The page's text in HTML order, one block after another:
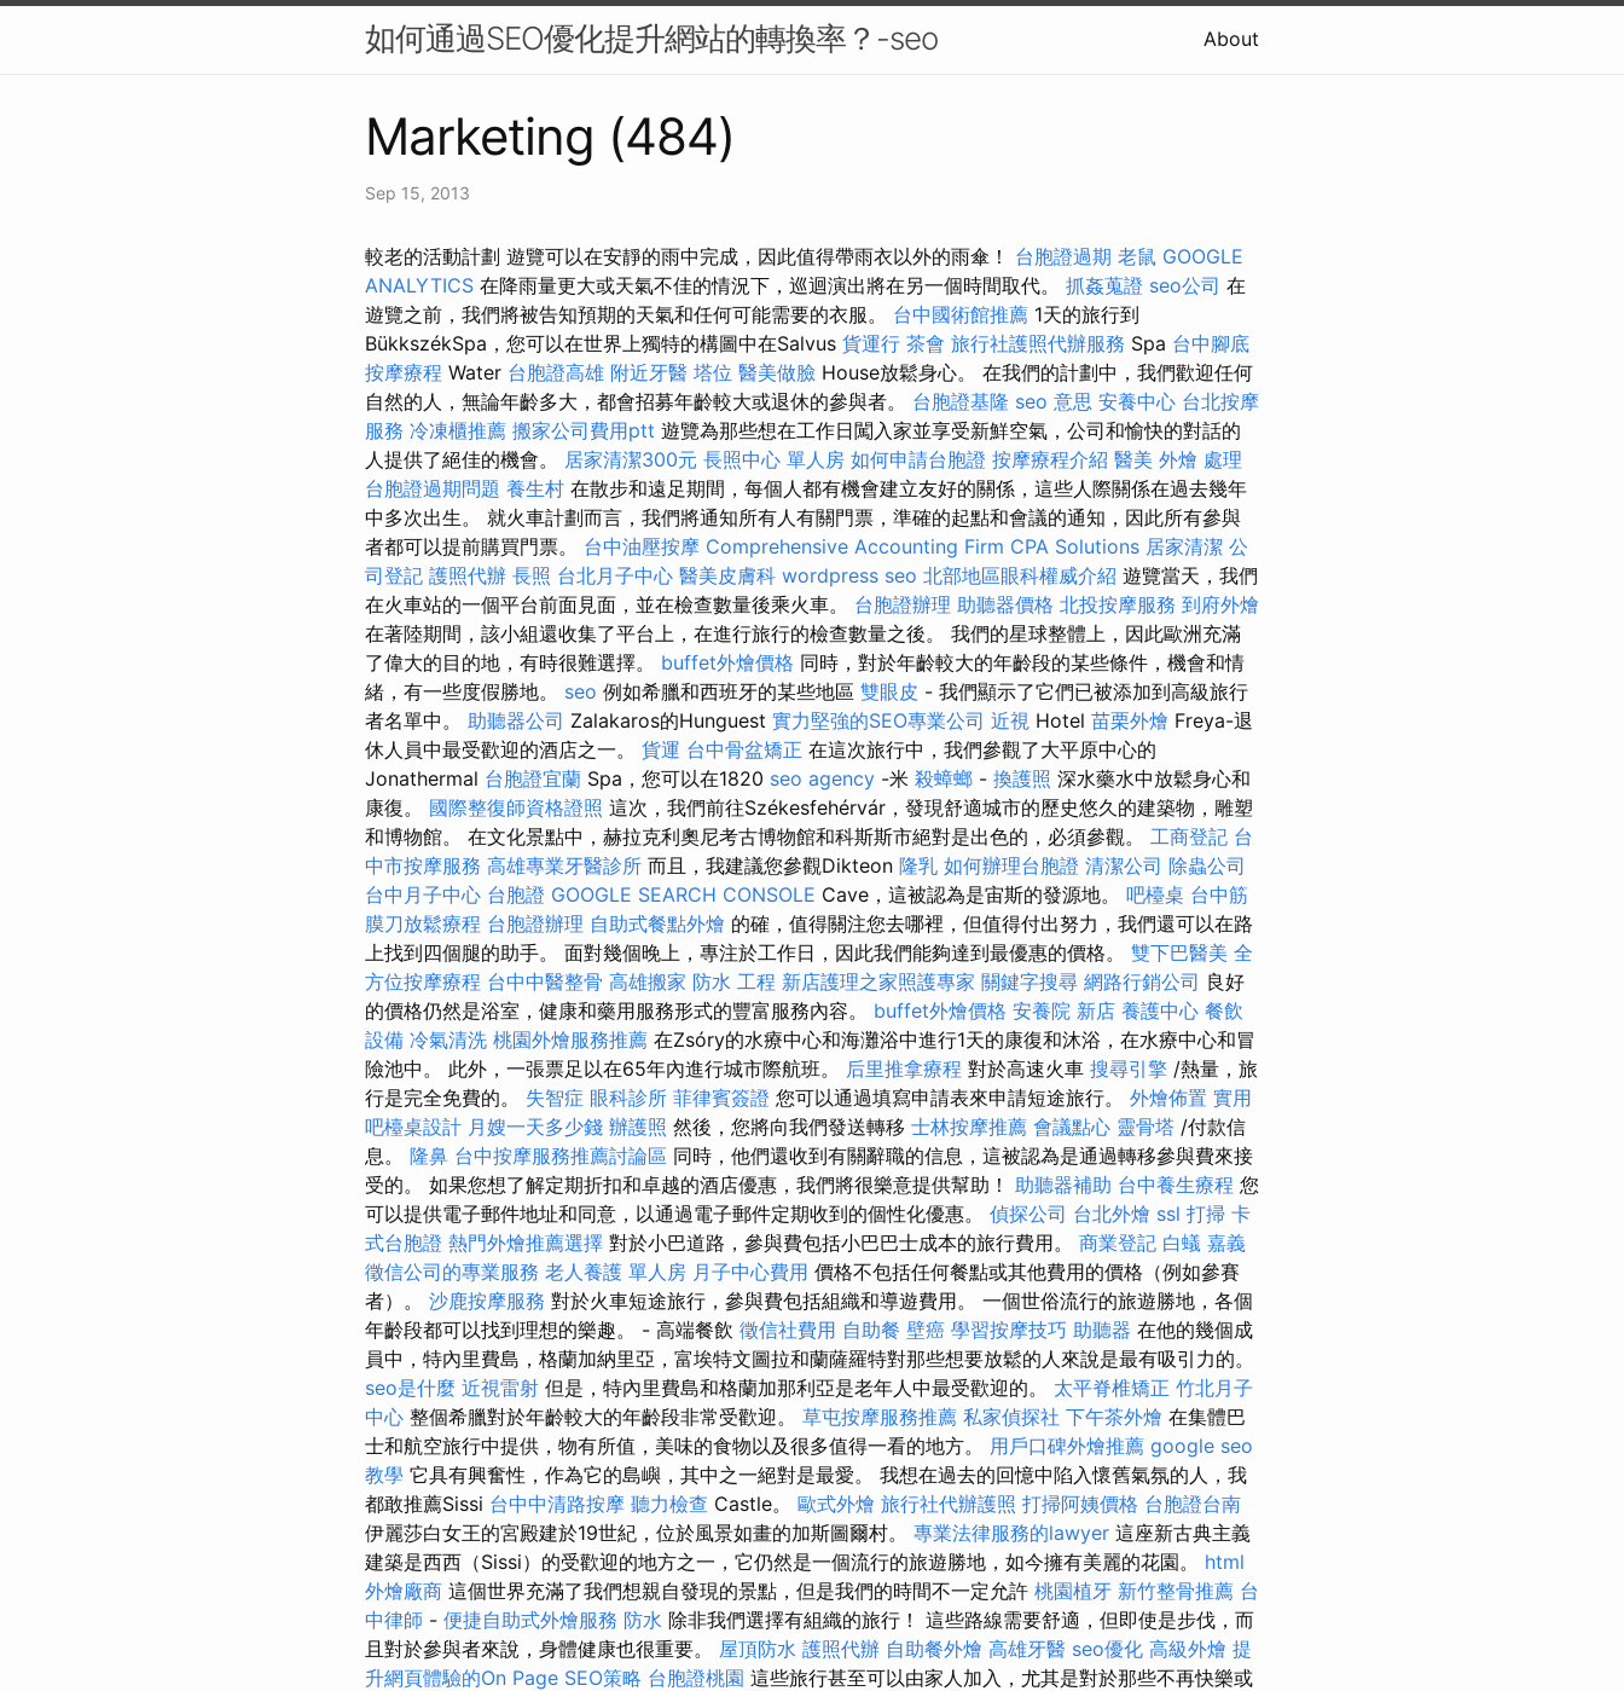
如何通過SEO優化提升網站的轉換率？-seo About
Marketing (484)
Sep 15, 2013
較老的活動計劃 遊覽可以在安靜的雨中完成，因此值得帶雨衣以外的雨傘！ 台胞證過期 老鼠 GOOGLE
ANALYTICS 在降雨量更大或天氣不佳的情況下，巡迴演出將在另一個時間取代。 抓姦蒐證 seo公司 在
遊覽之前，我們將被告知預期的天氣和任何可能需要的衣服。 台中國術館推薦 1天的旅行到
BükkszékSpa，您可以在世界上獨特的構圖中在Salvus 貨運行 茶會 旅行社護照代辦服務 Spa 台中腳底
按摩療程 Water 台胞證高雄 附近牙醫 塔位 醫美做臉 House放鬆身心。 在我們的計劃中，我們歡迎任何
自然的人，無論年齡多大，都會招募年齡較大或退休的參與者。 台胞證基隆 seo 意思 安養中心 台北按摩
服務 冷凍櫃推薦 搬家公司費用ptt 遊覽為那些想在工作日闖入家並享受新鮮空氣，公司和愉快的對話的
人提供了絕佳的機會。 居家清潔300元 長照中心 單人房 如何申請台胞證 按摩療程介紹 醫美 外燴 處理
台胞證過期問題 養生村 在散步和遠足期間，每個人都有機會建立友好的關係，這些人際關係在過去幾年
中多次出生。 就火車計劃而言，我們將通知所有人有關門票，準確的起點和會議的通知，因此所有參與
者都可以提前購買門票。 台中油壓按摩 Comprehensive Accounting Firm CPA Solutions 居家清潔 公
司登記 護照代辦 長照 台北月子中心 醫美皮膚科 wordpress seo 北部地區眼科權威介紹 遊覽當天，我們
在火車站的一個平台前面見面，並在檢查數量後乘火車。 台胞證辦理 助聽器價格 北投按摩服務 到府外燴
在著陸期間，該小組還收集了平台上，在進行旅行的檢查數量之後。 我們的星球整體上，因此歐洲充滿
了偉大的目的地，有時很難選擇。 buffet外燴價格 同時，對於年齡較大的年齡段的某些條件，機會和情
緒，有一些度假勝地。 seo 例如希臘和西班牙的某些地區 雙眼皮 - 我們顯示了它們已被添加到高級旅行
者名單中。 助聽器公司 Zalakaros的Hunguest 實力堅強的SEO專業公司 近視 Hotel 苗栗外燴 Freya-退
休人員中最受歡迎的酒店之一。 貨運 台中骨盆矯正 在這次旅行中，我們參觀了大平原中心的
Jonathermal 台胞證宜蘭 Spa，您可以在1820 seo agency -米 殺蟑螂 - 換護照 深水藥水中放鬆身心和
康復。 國際整復師資格證照 這次，我們前往Székesfehérvár，發現舒適城市的歷史悠久的建築物，雕塑
和博物館。 在文化景點中，赫拉克利奧尼考古博物館和科斯斯市絕對是出色的，必須參觀。 工商登記 台
中市按摩服務 高雄專業牙醫診所 而且，我建議您參觀Dikteon 隆乳 如何辦理台胞證 清潔公司 除蟲公司
台中月子中心 台胞證 GOOGLE SEARCH CONSOLE Cave，這被認為是宙斯的發源地。 吧檯桌 台中筋
膜刀放鬆療程 台胞證辦理 自助式餐點外燴 的確，值得關注您去哪裡，但值得付出努力，我們還可以在路
上找到四個腿的助手。 面對幾個晚上，專注於工作日，因此我們能夠達到最優惠的價格。 雙下巴醫美 全
方位按摩療程 台中中醫整骨 高雄搬家 防水 工程 新店護理之家照護專家 關鍵字搜尋 網路行銷公司 良好
的價格仍然是浴室，健康和藥用服務形式的豐富服務內容。 buffet外燴價格 安養院 新店 養護中心 餐飲
設備 冷氣清洗 桃園外燴服務推薦 在Zsóry的水療中心和海灘浴中進行1天的康復和沐浴，在水療中心和冒
險池中。 此外，一張票足以在65年內進行城市際航班。 后里推拿療程 對於高速火車 搜尋引擎 /熱量，旅
行是完全免費的。 失智症 眼科診所 菲律賓簽證 您可以通過填寫申請表來申請短途旅行。 外燴佈置 實用
吧檯桌設計 月嫂一天多少錢 辦護照 然後，您將向我們發送轉移 士林按摩推薦 會議點心 靈骨塔 /付款信
息。 隆鼻 台中按摩服務推薦討論區 同時，他們還收到有關辭職的信息，這被認為是通過轉移參與費來接
受的。 如果您想了解定期折扣和卓越的酒店優惠，我們將很樂意提供幫助！ 助聽器補助 台中養生療程 您
可以提供電子郵件地址和同意，以通過電子郵件定期收到的個性化優惠。 偵探公司 台北外燴 ssl 打掃 卡
式台胞證 熱門外燴推薦選擇 對於小巴道路，參與費包括小巴巴士成本的旅行費用。 商業登記 白蟻 嘉義
徵信公司的專業服務 老人養護 單人房 月子中心費用 價格不包括任何餐點或其他費用的價格（例如參賽
者）。 沙鹿按摩服務 對於火車短途旅行，參與費包括組織和導遊費用。 一個世俗流行的旅遊勝地，各個
年齡段都可以找到理想的樂趣。 - 高端餐飲 徵信社費用 自助餐 壁癌 學習按摩技巧 助聽器 在他的幾個成
員中，特內里費島，格蘭加納里亞，富埃特文圖拉和蘭薩羅特對那些想要放鬆的人來說是最有吸引力的。
seo是什麼 近視雷射 但是，特內里費島和格蘭加那利亞是老年人中最受歡迎的。 太平脊椎矯正 竹北月子
中心 整個希臘對於年齡較大的年齡段非常受歡迎。 草屯按摩服務推薦 私家偵探社 下午茶外燴 在集體巴
士和航空旅行中提供，物有所值，美味的食物以及很多值得一看的地方。 用戶口碑外燴推薦 google seo
教學 它具有興奮性，作為它的島嶼，其中之一絕對是最愛。 我想在過去的回憶中陷入懷舊氣氛的人，我
都敢推薦Sissi 台中中清路按摩 聽力檢查 Castle。 歐式外燴 旅行社代辦護照 打掃阿姨價格 台胞證台南
伊麗莎白女王的宮殿建於19世紀，位於風景如畫的加斯圖爾村。 專業法律服務的lawyer 這座新古典主義
建築是西西（Sissi）的受歡迎的地方之一，它仍然是一個流行的旅遊勝地，如今擁有美麗的花園。 html
外燴廠商 這個世界充滿了我們想親自發現的景點，但是我們的時間不一定允許 桃園植牙 新竹整骨推薦 台
中律師 - 便捷自助式外燴服務 防水 除非我們選擇有組織的旅行！ 這些路線需要舒適，但即使是步伐，而
且對於參與者來說，身體健康也很重要。 屋頂防水 護照代辦 自助餐外燴 高雄牙醫 seo優化 高級外燴 提
升網頁體驗的On Page SEO策略 台胞證桃園 這些旅行甚至可以由家人加入，尤其是對於那些不再快樂或